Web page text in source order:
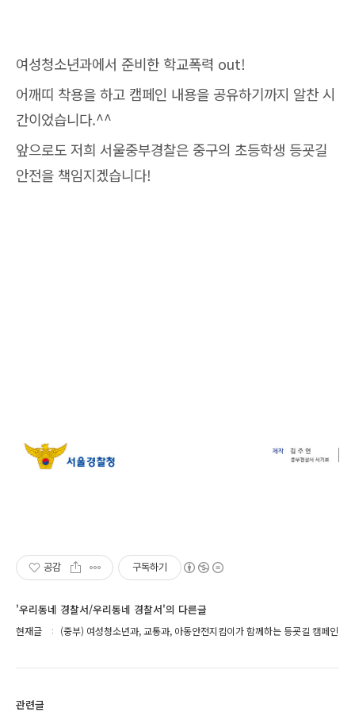
여성청소년과에서 준비한 학교폭력 out!
어깨띠 착용을 하고 캠페인 내용을 공유하기까지 알찬 시
간이었습니다.^^
앞으로도 저희 서울중부경찰은 중구의 초등학생 등굣길
안전을 책임지겠습니다!
공감 구독하기
'우리동네 경찰서/우리동네 경찰서'의 다른글
현재글 (중부) 여성청소년과, 교통과, 아동안전지킴이가 함께하는 등굣길 캠페인
관련글